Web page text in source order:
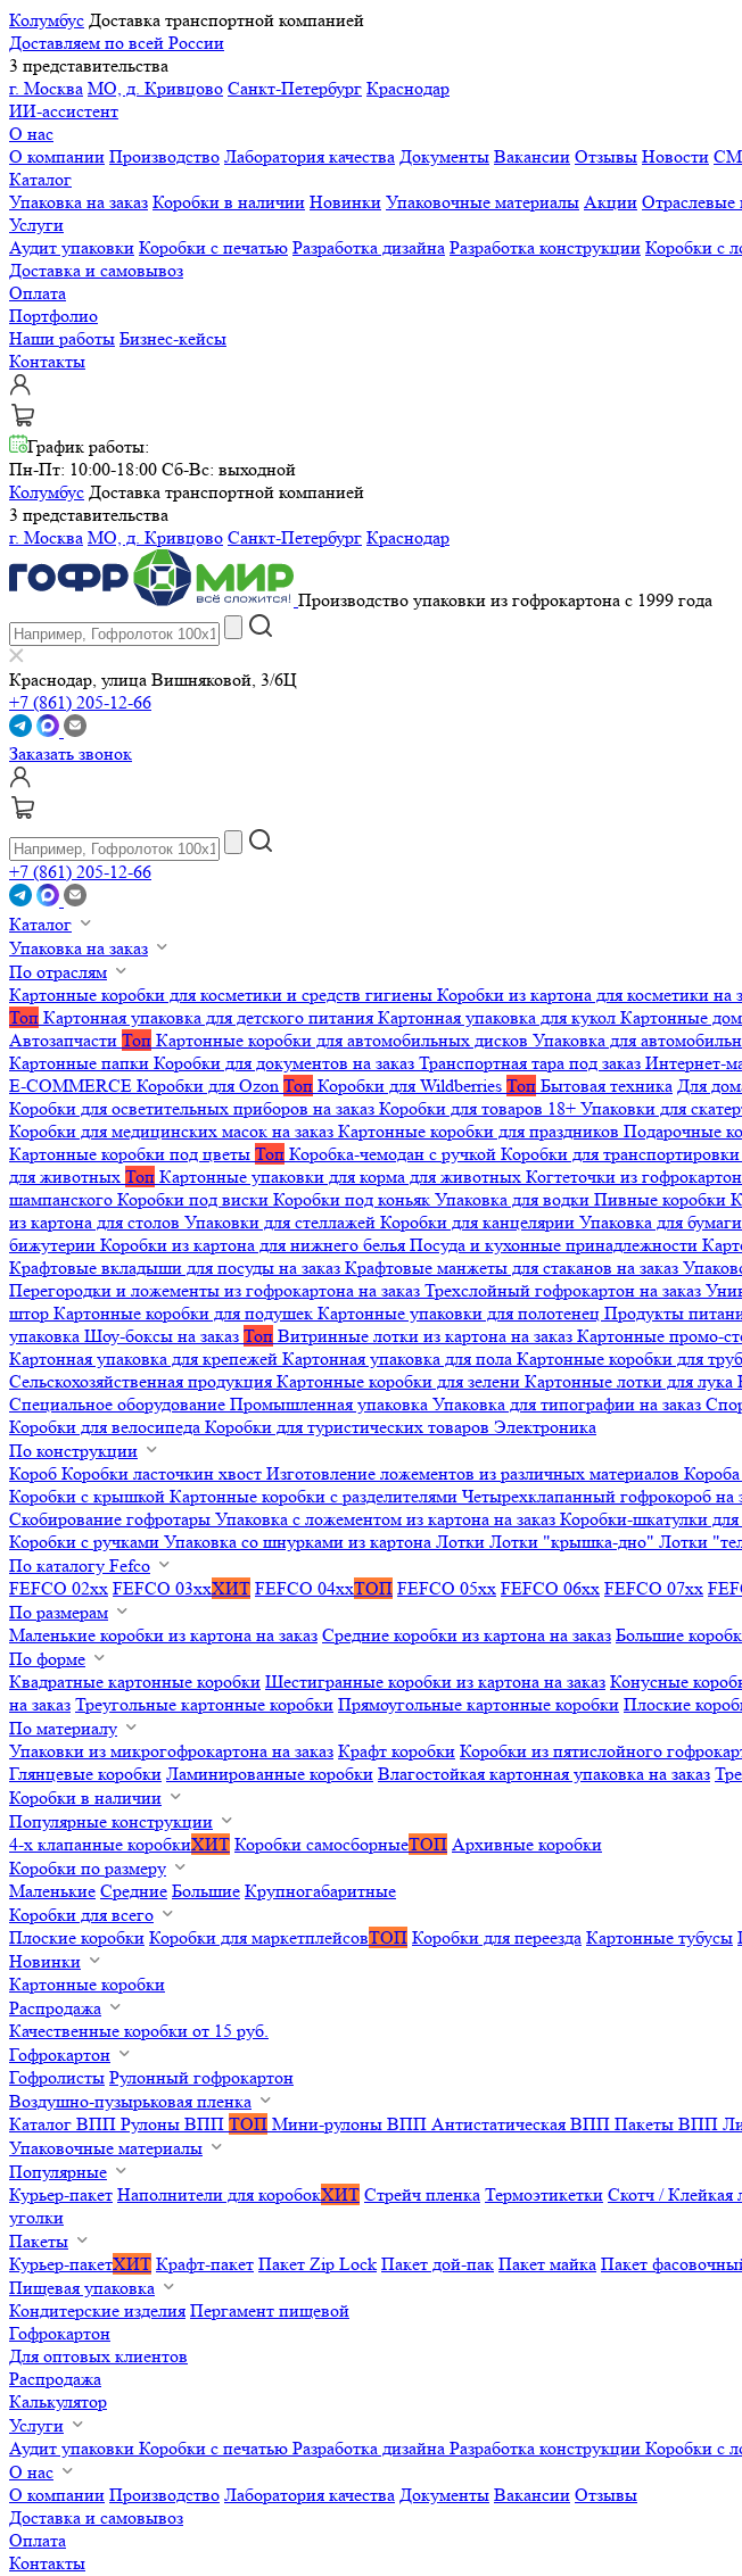
Колумбус Доставка транспортной компанией
Доставляем по всей России
3 представительства
г. Москва МО, д. Кривцово Санкт-Петербург Краснодар
ИИ-ассистент
О нас
О компании Производство Лаборатория качества Документы Вакансии Отзывы Новости
Каталог
Упаковка на заказ Коробки в наличии Новинки Упаковочные материалы Акции Отраслевые
Услуги
Аудит упаковки Коробки с печатью Разработка дизайна Разработка конструкции Коробки с
Доставка и самовывоз
Оплата
Портфолио
Наши работы Бизнес-кейсы
Контакты
График работы:
Пн-Пт: 10:00-18:00 Сб-Вс: выходной
Колумбус Доставка транспортной компанией
3 представительства
г. Москва МО, д. Кривцово Санкт-Петербург Краснодар
Производство упаковки из гофрокартона с 1999 года
Краснодар, улица Вишняковой, 3/6Ц
+7 (861) 205-12-66
Заказать звонок
+7 (861) 205-12-66
Каталог
Упаковка на заказ
По отраслям
Картонные коробки для косметики и средств гигиены Коробки из картона для косметики на
Топ Картонная упаковка для детского питания Картонная упаковка для кукол Картонные
Автозапчасти Топ Картонные коробки для автомобильных дисков Упаковка для
Картонные папки Коробки для документов на заказ Транспортная тара под заказ Интернет-
E-COMMERCE Коробки для Ozon Топ Коробки для Wildberries Топ Бытовая техника Для
Коробки для осветительных приборов на заказ Коробки для товаров 18+ Упаковки для
Коробки для медицинских масок на заказ Картонные коробки для праздников Подарочные
Картонные коробки под цветы Топ Коробка-чемодан с ручкой Коробки для транспортировки
для животных Топ Картонные упаковки для корма для животных Когтеточки из
шампанского Коробки под виски Коробки под коньяк Упаковка для водки Пивные коробки
из картона для столов Упаковки для стеллажей Коробки для канцелярии Упаковка для
бижутерии Коробки из картона для нижнего белья Посуда и кухонные принадлежности
Крафтовые вкладыши для посуды на заказ Крафтовые манжеты для стаканов на заказ
Перегородки и ложементы из гофрокартона на заказ Трехслойный гофрокартон на заказ
штор Картонные коробки для подушек Картонные упаковки для полотенец Продукты
упаковка Шоу-боксы на заказ Топ Витринные лотки из картона на заказ Картонные промо-
Картонная упаковка для крепежей Картонная упаковка для пола Картонные коробки для труб
Сельскохозяйственная продукция Картонные коробки для зелени Картонные лотки для лука
Специальное оборудование Промышленная упаковка Упаковка для типографии на заказ
Коробки для велосипеда Коробки для туристических товаров Электроника
По конструкции
Короб Коробки ласточкин хвост Изготовление ложементов из различных материалов
Коробки с крышкой Картонные коробки с разделителями Четырехклапанный гофрокороб на
Скобирование гофротары Упаковка с ложементом из картона на заказ Коробки-шкатулки для
Коробки с ручками Упаковка со шнурками из картона Лотки Лотки "крышка-дно" Лотки
По каталогу Fefco
FEFCO 02xx FEFCO 03xxХИТ FEFCO 04xxТОП FEFCO 05xx FEFCO 06xx FEFCO 07xx
По размерам
Маленькие коробки из картона на заказ Средние коробки из картона на заказ Большие
По форме
Квадратные картонные коробки Шестигранные коробки из картона на заказ Конусные
на заказ Треугольные картонные коробки Прямоугольные картонные коробки Плоские
По материалу
Упаковки из микрогофрокартона на заказ Крафт коробки Коробки из пятислойного
Глянцевые коробки Ламинированные коробки Влагостойкая картонная упаковка на заказ
Коробки в наличии
Популярные конструкции
4-х клапанные коробкиХИТ Коробки самосборныеТОП Архивные коробки
Коробки по размеру
Маленькие Средние Большие Крупногабаритные
Коробки для всего
Плоские коробки Коробки для маркетплейсовТОП Коробки для переезда Картонные тубусы
Новинки
Картонные коробки
Распродажа
Качественные коробки от 15 руб.
Гофрокартон
Гофролисты Рулонный гофрокартон
Воздушно-пузырьковая пленка
Каталог ВПП Рулоны ВПП ТОП Мини-рулоны ВПП Антистатическая ВПП Пакеты ВПП
Упаковочные материалы
Популярные
Курьер-пакет Наполнители для коробокХИТ Стрейч пленка Термоэтикетки Скотч / Клейкая
уголки
Пакеты
Курьер-пакетХИТ Крафт-пакет Пакет Zip Lock Пакет дой-пак Пакет майка Пакет
Пищевая упаковка
Кондитерские изделия Пергамент пищевой
Гофрокартон
Для оптовых клиентов
Распродажа
Калькулятор
Услуги
Аудит упаковки Коробки с печатью Разработка дизайна Разработка конструкции Коробки с
О нас
О компании Производство Лаборатория качества Документы Вакансии Отзывы
Доставка и самовывоз
Оплата
Контакты